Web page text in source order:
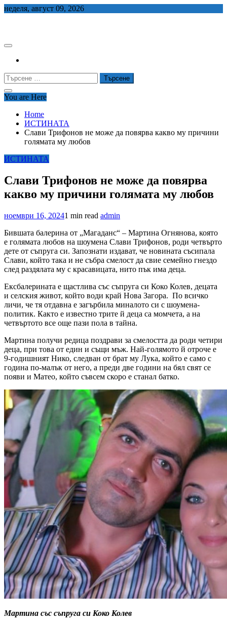
Skip
неделя, август 09, 2026
Търсене
за:
You are Here
Home
ИСТИНАТА
Слави Трифонов не може да повярва какво му причини
голямата му любов
ИСТИНАТА
Слави Трифонов не може да повярва
какво му причини голямата му любов
ноември 16, 20241 min read admin
Бившата балерина от „Магаданс“ – Мартина Огнянова, която
е голямата любов на шоумена Слави Трифонов, роди четвърто
дете от съпруга си. Запознати издават, че новината съсипала
Слави, който така и не събра смелост да свие семейно гнездо
след раздялата му с красавицата, нито пък има деца.
Ексбалерината е щастлива със съпруга си Коко Колев, децата
и селския живот, който води край Нова Загора. По всичко
личи, че тя отдавна е загърбила миналото си с шоумена-
политик. Както е известно трите й деца са момчета, а на
четвъртото все още пази пола в тайна.
Мартина получи редица поздрави за смелостта да роди четири
деца, при това от един и същи мъж. Най-голямото й отроче е
9-годишният Нико, следван от брат му Лука, който е само с
година по-малък от него, а преди две години на бял свят се
появи и Матео, който съвсем скоро е станал батко.
Мартина със съпруга си Коко Колев